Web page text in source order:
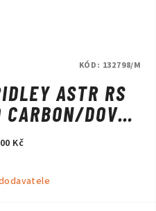
ASTR RS
CARBON/DOVE
Kč
KÓD: 132798/M